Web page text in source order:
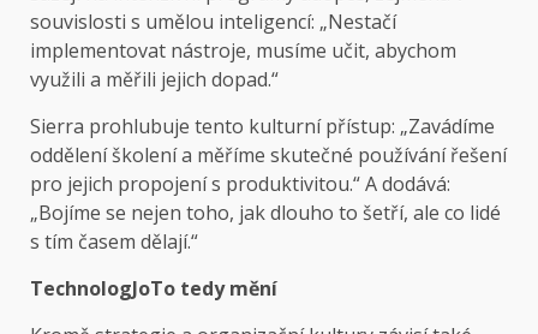
souvislosti s umělou inteligencí: „Nestačí
implementovat nástroje, musíme učit, abychom
využili a měřili jejich dopad.“
Sierra prohlubuje tento kulturní přístup: „Zavádíme
oddělení školení a měříme skutečné používání řešení
pro jejich propojení s produktivitou.“ A dodává:
„Bojíme se nejen toho, jak dlouho to šetří, ale co lidé
s tím časem dělají.“
TechnologJoTo tedy mění